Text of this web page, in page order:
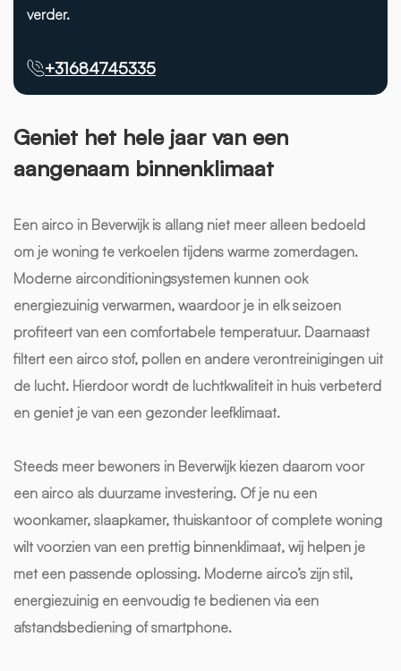
verder.
+31684745335
Geniet het hele jaar van een
aangenaam binnenklimaat
Een airco in Beverwijk is allang niet meer alleen bedoeld
om je woning te verkoelen tijdens warme zomerdagen.
Moderne airconditioningsystemen kunnen ook
energiezuinig verwarmen, waardoor je in elk seizoen
profiteert van een comfortabele temperatuur. Daarnaast
filtert een airco stof, pollen en andere verontreinigingen uit
de lucht. Hierdoor wordt de luchtkwaliteit in huis verbeterd
en geniet je van een gezonder leefklimaat.
Steeds meer bewoners in Beverwijk kiezen daarom voor
een airco als duurzame investering. Of je nu een
woonkamer, slaapkamer, thuiskantoor of complete woning
wilt voorzien van een prettig binnenklimaat, wij helpen je
met een passende oplossing. Moderne airco’s zijn stil,
energiezuinig en eenvoudig te bedienen via een
afstandsbediening of smartphone.